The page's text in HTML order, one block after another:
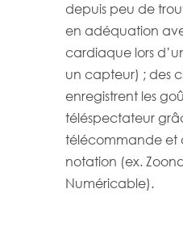
depuis peu de
en adéquation
cardiaque lors
un capteur) ; des
enregistrent les
téléspectateur
télécommande et
notation (ex.
Numéricable).